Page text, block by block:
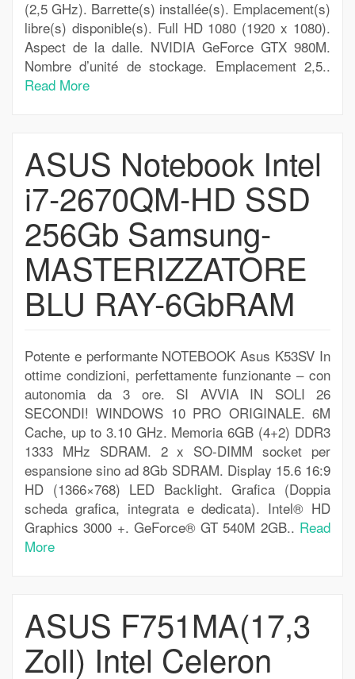
(2,5 GHz). Barrette(s) installée(s). Emplacement(s)
libre(s) disponible(s). Full HD 1080 (1920 x 1080).
Aspect de la dalle. NVIDIA GeForce GTX 980M.
Nombre d’unité de stockage. Emplacement 2,5..
Read More
ASUS Notebook Intel
i7-2670QM-HD SSD
256Gb Samsung-
MASTERIZZATORE
BLU RAY-6GbRAM
Potente e performante NOTEBOOK Asus K53SV In
ottime condizioni, perfettamente funzionante – con
autonomia da 3 ore. SI AVVIA IN SOLI 26
SECONDI! WINDOWS 10 PRO ORIGINALE. 6M
Cache, up to 3.10 GHz. Memoria 6GB (4+2) DDR3
1333 MHz SDRAM. 2 x SO-DIMM socket per
espansione sino ad 8Gb SDRAM. Display 15.6 16:9
HD (1366×768) LED Backlight. Grafica (Doppia
scheda grafica, integrata e dedicata). Intel® HD
Graphics 3000 +. GeForce® GT 540M 2GB.. Read
More
ASUS F751MA(17,3
Zoll) Intel Celeron